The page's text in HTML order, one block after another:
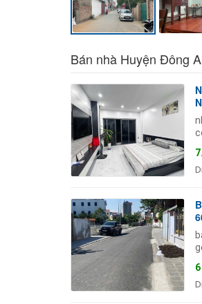
Bán nhà Huyện Đông